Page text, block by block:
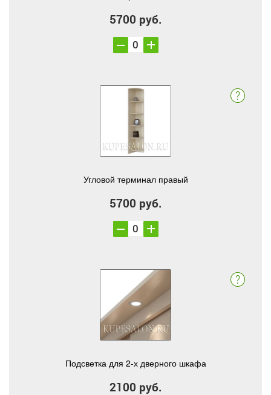
5700 руб.
Угловой терминал правый
5700 руб.
Подсветка для 2-х дверного шкафа
2100 руб.